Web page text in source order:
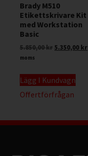
Brady M510
Etikettskrivare Kit
med Workstation
Basic
5.850,00kr5.350,00 kr
moms
Lägg I Kundvagn
Offertförfrågan